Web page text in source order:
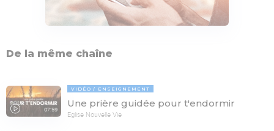
De la même chaîne
07:59
VIDÉO ENSEIGNEMENT
Une prière guidée pour t'endormir
Eglise Nouvelle Vie